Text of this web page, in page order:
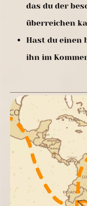
das du der
überreichen
Hast du einen
ihn im